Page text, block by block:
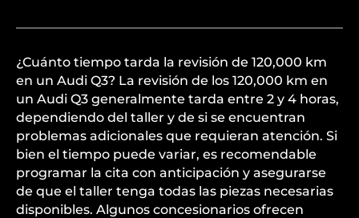
¿Cuánto tiempo tarda la revisión de 120,000 km
en un Audi Q3? La revisión de los 120,000 km en
un Audi Q3 generalmente tarda entre 2 y 4 horas,
dependiendo del taller y de si se encuentran
problemas adicionales que requieran atención. Si
bien el tiempo puede variar, es recomendable
programar la cita con anticipación y asegurarse
de que el taller tenga todas las piezas necesarias
disponibles. Algunos concesionarios ofrecen